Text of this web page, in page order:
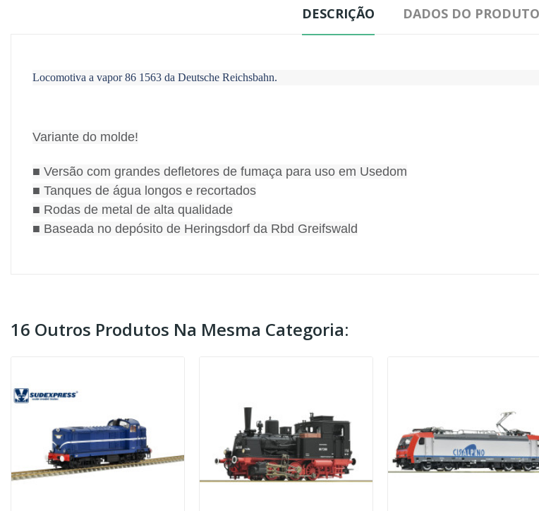
DESCRIÇÃO DADOS DO PRODUTO
Locomotiva a vapor 86 1563 da Deutsche Reichsbahn.
Variante do molde!
■ Versão com grandes defletores de fumaça para uso em Usedom
■ Tanques de água longos e recortados
■ Rodas de metal de alta qualidade
■ Baseada no depósito de Heringsdorf da Rbd Greifswald
16 Outros Produtos Na Mesma Categoria: